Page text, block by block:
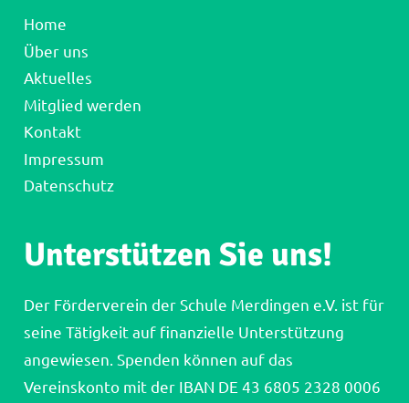
Home
Über uns
Aktuelles
Mitglied werden
Kontakt
Impressum
Datenschutz
Unterstützen Sie uns!
Der Förderverein der Schule Merdingen e.V. ist für
seine Tätigkeit auf finanzielle Unterstützung
angewiesen. Spenden können auf das
Vereinskonto mit der IBAN DE 43 6805 2328 0006